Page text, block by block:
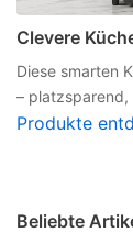
Clevere
Diese smarten
–
Produkte
Beliebte